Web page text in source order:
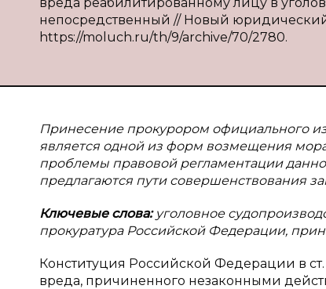
непосредственный // Новый
https://moluch.ru/th/9/archive/70/2780.
Принесение прокурором официального
является одной из форм возмещения
проблемы правовой регламентации
предлагаются пути совершенствования
Ключевые слова:уголовное
прокуратура Российской Федерации,
Конституция Российской Федерации в
вреда, причиненного незаконными